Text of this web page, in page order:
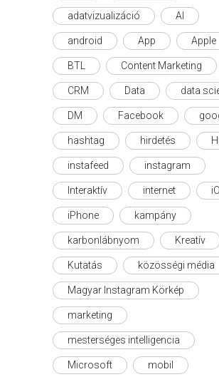
adatvizualizáció AI
android App Apple
BTL Content Marketing
CRM Data data
DM Facebook
hashtag hirdetés
instafeed instagram
Interaktív internet
iPhone kampány
karbonlábnyom Kreatív
Kutatás közösségi média
Magyar Instagram Körkép
marketing
mesterséges intelligencia
Microsoft mobil